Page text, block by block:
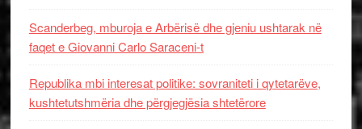
Scanderbeg, mburoja e Arbërisë dhe gjeniu ushtarak në
faqet e Giovanni Carlo Saraceni-t
Republika mbi interesat politike: sovraniteti i qytetarëve,
kushtetutshmëria dhe përgjegjësia shtetërore